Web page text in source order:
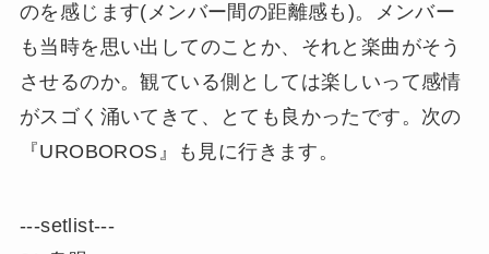
のを感じます(メンバー間の距離感も)。メンバー
も当時を思い出してのことか、それと楽曲がそう
させるのか。観ている側としては楽しいって感情
がスゴく涌いてきて、とても良かったです。次の
『UROBOROS』も見に行きます。
‐‐‐setlist‐‐‐